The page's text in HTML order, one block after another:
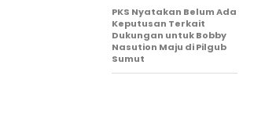
PKS Nyatakan Belum Ada
Keputusan Terkait
Dukungan untuk Bobby
Nasution Maju di Pilgub
Sumut